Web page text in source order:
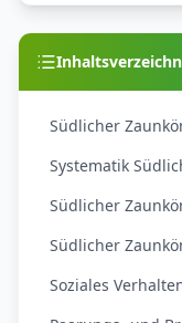
Südlicher
Systematik
Südlicher
Südlicher
Soziales